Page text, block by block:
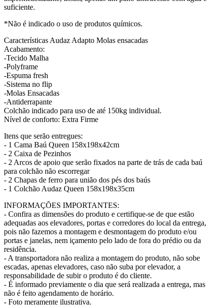
suficiente.
*Não é indicado o uso de produtos químicos.
Características Audaz Adapto Molas ensacadas
Acabamento:
-Tecido Malha
-Polyframe
-Espuma fresh
-Sistema no flip
-Molas Ensacadas
-Antiderrapante
Colchão indicado para uso de até 150kg individual.
Nível de conforto: Extra Firme
Itens que serão entregues:
- 1 Cama Baú Queen 158x198x42cm
- 2 Caixa de Pezinhos
- 2 Arcos de apoio que serão fixados na parte de trás de cada baú
para colchão não escorregar
- 2 Chapas de ferro para união dos pés dos baús
- 1 Colchão Audaz Queen 158x198x35cm
INFORMAÇÕES IMPORTANTES:
- Confira as dimensões do produto e certifique-se de que estão
adequadas aos elevadores, portas e corredores do local da entrega,
pois não fazemos a montagem e desmontagem do produto e/ou
portas e janelas, nem içamento pelo lado de fora do prédio ou da
residência.
- A transportadora não realiza a montagem do produto, não sobe
escadas, apenas elevadores, caso não suba por elevador, a
responsabilidade de subir o produto é do cliente.
- É informado previamente o dia que será realizada a entrega, mas
não é feito agendamento de horário.
- Foto meramente ilustrativa.